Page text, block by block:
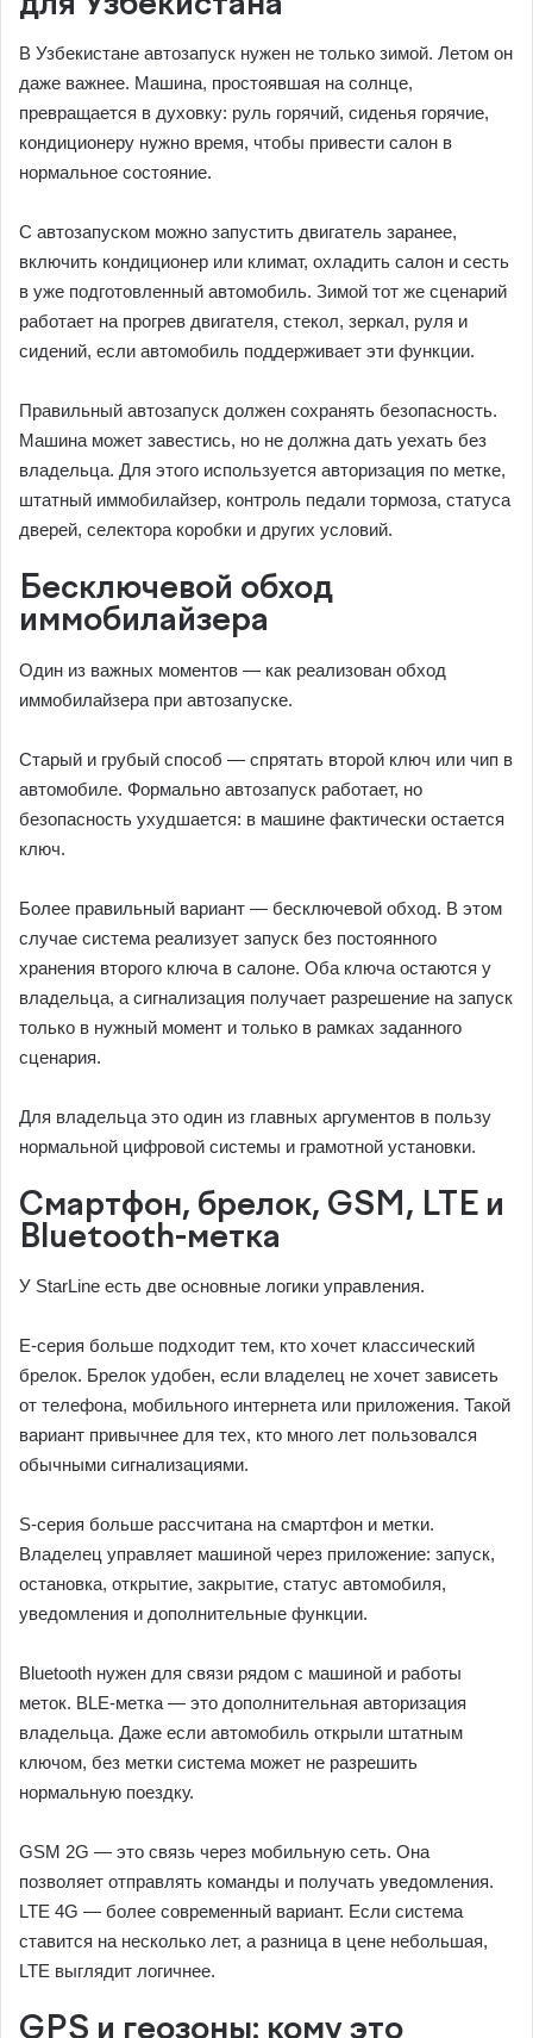
В Узбекистане автозапуск нужен не только зимой. Летом он
даже важнее. Машина, простоявшая на солнце,
превращается в духовку: руль горячий, сиденья горячие,
кондиционеру нужно время, чтобы привести салон в
нормальное состояние.
С автозапуском можно запустить двигатель заранее,
включить кондиционер или климат, охладить салон и сесть
в уже подготовленный автомобиль. Зимой тот же сценарий
работает на прогрев двигателя, стекол, зеркал, руля и
сидений, если автомобиль поддерживает эти функции.
Правильный автозапуск должен сохранять безопасность.
Машина может завестись, но не должна дать уехать без
владельца. Для этого используется авторизация по метке,
штатный иммобилайзер, контроль педали тормоза, статуса
дверей, селектора коробки и других условий.
Бесключевой обход
иммобилайзера
Один из важных моментов — как реализован обход
иммобилайзера при автозапуске.
Старый и грубый способ — спрятать второй ключ или чип в
автомобиле. Формально автозапуск работает, но
безопасность ухудшается: в машине фактически остается
ключ.
Более правильный вариант — бесключевой обход. В этом
случае система реализует запуск без постоянного
хранения второго ключа в салоне. Оба ключа остаются у
владельца, а сигнализация получает разрешение на запуск
только в нужный момент и только в рамках заданного
сценария.
Для владельца это один из главных аргументов в пользу
нормальной цифровой системы и грамотной установки.
Смартфон, брелок, GSM, LTE и
Bluetooth-метка
У StarLine есть две основные логики управления.
E-серия больше подходит тем, кто хочет классический
брелок. Брелок удобен, если владелец не хочет зависеть
от телефона, мобильного интернета или приложения. Такой
вариант привычнее для тех, кто много лет пользовался
обычными сигнализациями.
S-серия больше рассчитана на смартфон и метки.
Владелец управляет машиной через приложение: запуск,
остановка, открытие, закрытие, статус автомобиля,
уведомления и дополнительные функции.
Bluetooth нужен для связи рядом с машиной и работы
меток. BLE-метка — это дополнительная авторизация
владельца. Даже если автомобиль открыли штатным
ключом, без метки система может не разрешить
нормальную поездку.
GSM 2G — это связь через мобильную сеть. Она
позволяет отправлять команды и получать уведомления.
LTE 4G — более современный вариант. Если система
ставится на несколько лет, а разница в цене небольшая,
LTE выглядит логичнее.
GPS и геозоны: кому это